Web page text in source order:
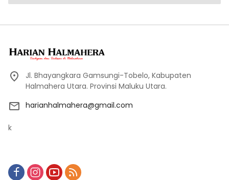
Jl. Bhayangkara Gamsungi-Tobelo, Kabupaten
Halmahera Utara. Provinsi Maluku Utara.
harianhalmahera@gmail.com
k